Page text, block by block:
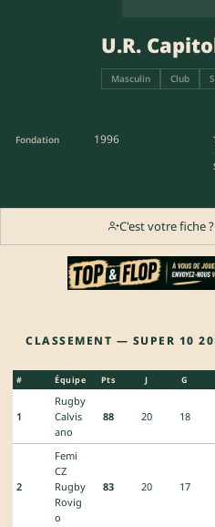
U.R.
Masculin Club
Fondation 1996
C'est votre fiche
CLASSEMENT — SUPER 10
# Équipe Pts J G
1
Rugby
Calvis
ano
88 20 18
2
Femi
CZ
Rugby
Rovig
o
83 20 17